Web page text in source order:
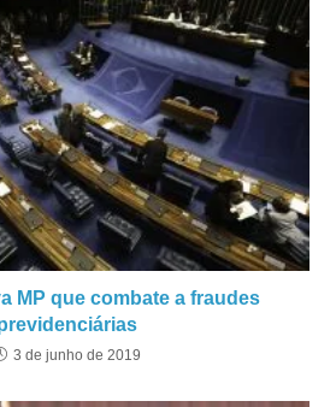
MP que combate a fraudes
3 de junho de 2019